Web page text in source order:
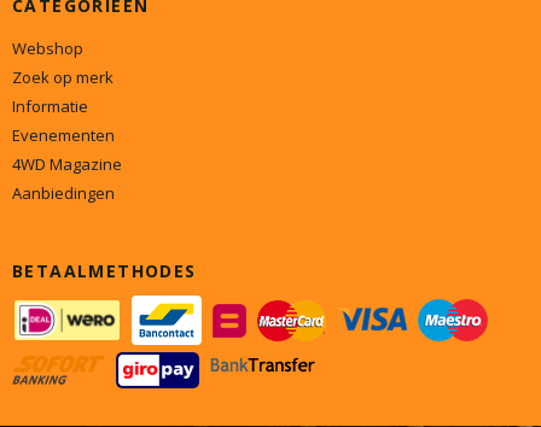
CATEGORIEËN
Webshop
Zoek op merk
Informatie
Evenementen
4WD Magazine
Aanbiedingen
BETAALMETHODES